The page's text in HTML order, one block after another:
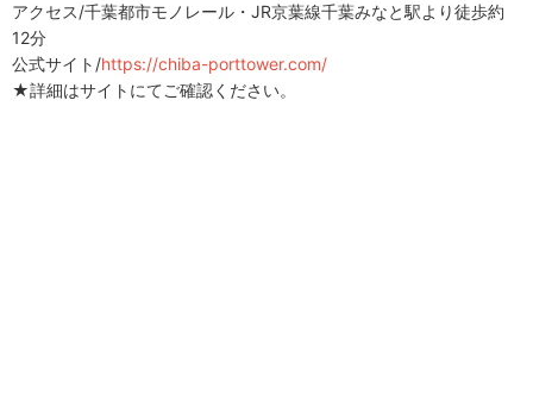
アクセス/千葉都市モノレール・JR京葉線千葉みなと駅より徒歩約
12分
公式サイト/https://chiba-porttower.com/
★詳細はサイトにてご確認ください。